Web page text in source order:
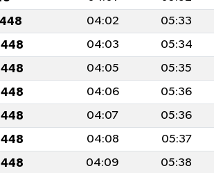
04:02 05:33
04:03 05:34
04:05 05:35
04:06 05:36
04:07 05:36
04:08 05:37
04:09 05:38